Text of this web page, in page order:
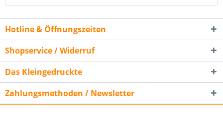
Hotline & Öffnungszeiten
Shopservice / Widerruf
Das Kleingedruckte
Zahlungsmethoden / Newsletter